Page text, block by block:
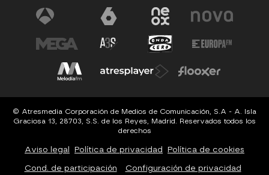
© Atresmedia Corporación de Medios de Comunicación, S.A - A. Isla
Graciosa 13, 28703, S.S. de los Reyes, Madrid. Reservados todos los
derechos
Aviso legal Política de privacidad Política de cookies
Cond. de participación Configuración de privacidad